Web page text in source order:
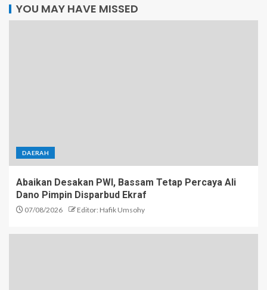
YOU MAY HAVE MISSED
DAERAH
Abaikan Desakan PWI, Bassam Tetap Percaya Ali
Dano Pimpin Disparbud Ekraf
07/08/2026 Editor: Hafik Umsohy